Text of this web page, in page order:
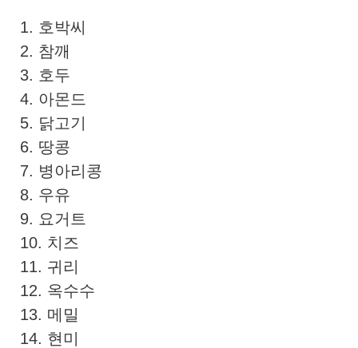
1. 호박씨
2. 참깨
3. 호두
4. 아몬드
5. 닭고기
6. 땅콩
7. 병아리콩
8. 우유
9. 요거트
10. 치즈
11. 귀리
12. 옥수수
13. 메밀
14. 현미